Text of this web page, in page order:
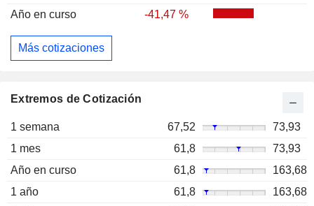
Año en curso
-41,47 %
Más cotizaciones
Extremos de Cotización
1 semana 67,52
73,93
1 mes
61,8
73,93
Año en curso
61,8
163,68
1 año
61,8
163,68